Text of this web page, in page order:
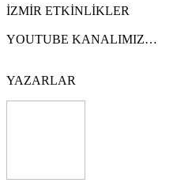
İZMİR ETKİNLİKLER
YOUTUBE KANALIMIZ…
YAZARLAR